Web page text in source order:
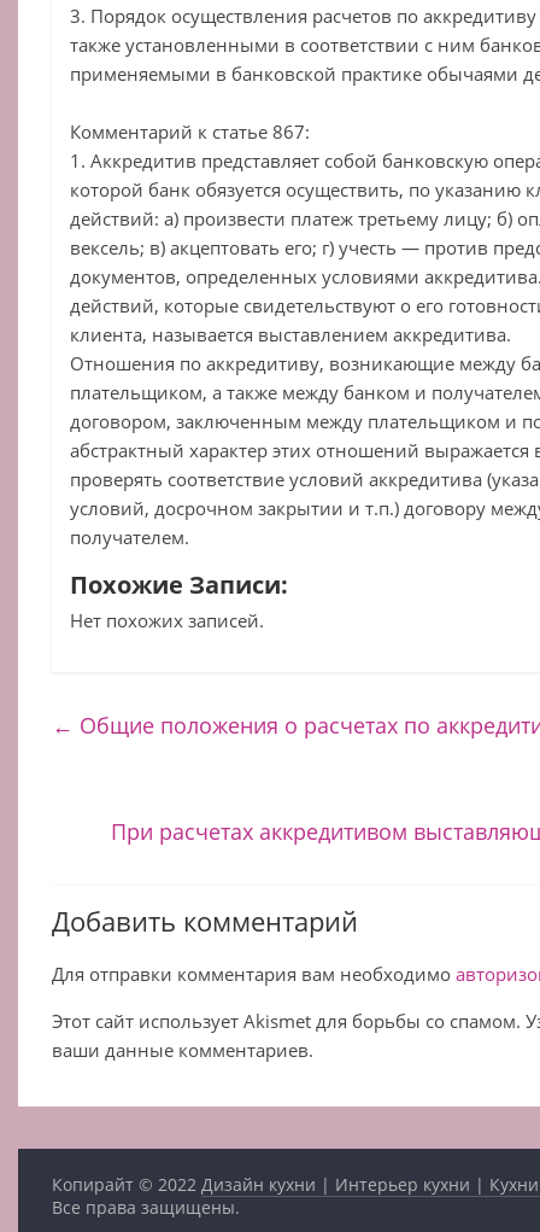
3. Порядок осуществления расчетов по
также установленными в соответствии с ним
применяемыми в банковской практике обычаями
Комментарий к статье 867:
1. Аккредитив представляет собой банковскую
которой банк обязуется осуществить, по указанию
действий: а) произвести платеж третьему лицу; б)
вексель; в) акцептовать его; г) учесть — против
документов, определенных условиями
действий, которые свидетельствуют о его
клиента, называется выставлением аккредитива.
Отношения по аккредитиву, возникающие между
плательщиком, а также между банком и
договором, заключенным между плательщиком и
абстрактный характер этих отношений
проверять соответствие условий аккредитива
условий, досрочном закрытии и т.п.) договору
получателем.
Похожие Записи:
Нет похожих записей.
← Общие положения о расчетах по
При расчетах аккредитивом
Добавить комментарий
Для отправки комментария вам необходимо
Этот сайт использует Akismet для борьбы со спамом.
ваши данные комментариев.
Копирайт © 2022 Дизайн кухни | Интерьер кухни |
Все права защищены.